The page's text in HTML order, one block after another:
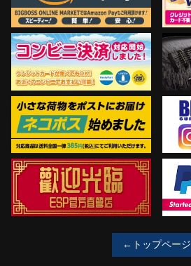
←トップページ